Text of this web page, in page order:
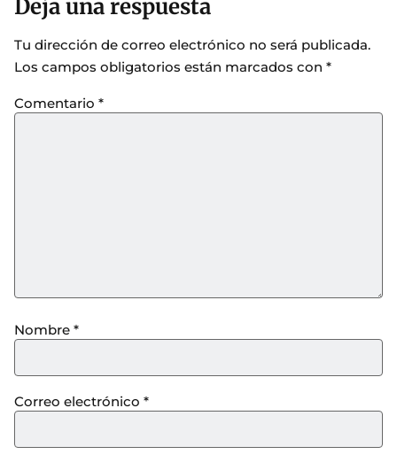
Deja una respuesta
Tu dirección de correo electrónico no será publicada.
Los campos obligatorios están marcados con *
Comentario *
Nombre *
Correo electrónico *